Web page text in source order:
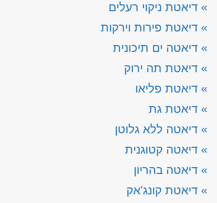
» דיאטת ניקוי רעלים
» דיאטת פירות וירקות
» דיאטה ים תיכונית
» דיאטת תה ירוק
» דיאטת פליאו
» דיאטת גת
» דיאטה ללא גלוטן
» דיאטה קטוגנית
» דיאטה בהריון
» דיאטת קונג'אק